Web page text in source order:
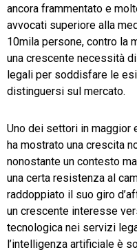
ancora frammentato e
avvocati superiore alla
10mila persone, contro la
una crescente necessità
legali per soddisfare le
distinguersi sul mercato.
Uno dei settori in maggior
ha mostrato una crescita
nonostante un contesto
una certa resistenza al
raddoppiato il suo giro
un crescente interesse
tecnologica nei servizi
l’intelligenza artificiale è